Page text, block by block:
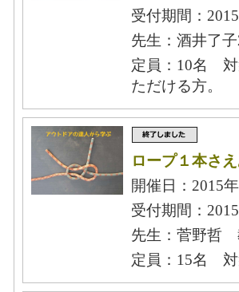
受付期間：
先生：酒井了
定員：10名 対
ただける方。
ロープ１本さ
開催日：2015
受付期間：
先生：菅野哲
定員：15名 対